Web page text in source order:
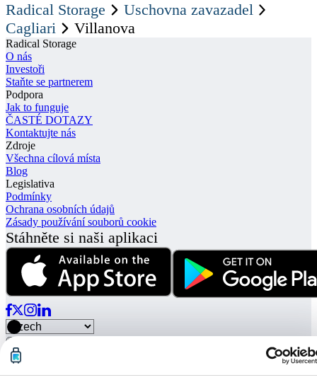
Radical Storage
Uschovna zavazadel
Cagliari
Villanova
Radical Storage
O nás
Investoři
Staňte se partnerem
Podpora
Jak to funguje
ČASTÉ DOTAZY
Kontaktujte nás
Zdroje
Všechna cílová místa
Blog
Legislativa
Podmínky
Ochrana osobních údajů
Zásady používání souborů cookie
Stáhněte si naši aplikaci
© Radical Storage • Lean Team S.R.L. • P. IVA 14104111001
Radical je také financován investičním fondem „Vertis Venture 4
Scaleup Lazio“ spravovaným společností Vertis SGR S.p.A. a